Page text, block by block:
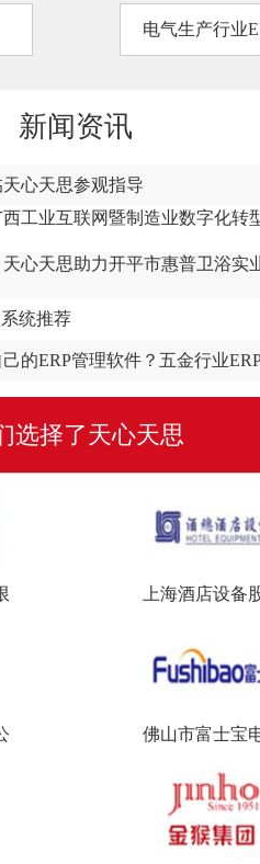
电气生产行业
新闻资讯
心天思参观指导
工业互联网暨制造业数字化转
心天思助力开平市惠普卫浴实
统推荐
的ERP管理软件？五金行业
选择了天心天思
上海酒店设备
佛山市富士宝